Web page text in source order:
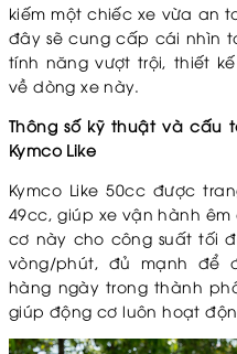
kiếm một chiếc xe vừa an
đây sẽ cung cấp cái nhìn
tính năng vượt trội, thiết
về dòng xe này.
Thông số kỹ thuật và cấu
Kymco Like
Kymco Like 50cc được
49cc, giúp xe vận hành
cơ này cho công suất tối
vòng/phút, đủ mạnh để
hàng ngày trong thành
giúp động cơ luôn hoạt